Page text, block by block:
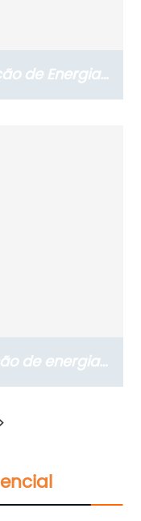
de Energia
de energia
no chão